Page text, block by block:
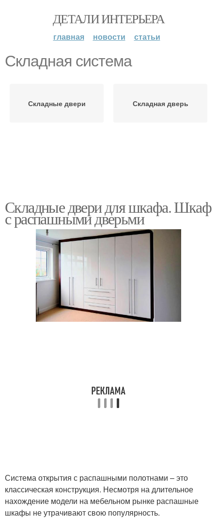
ДЕТАЛИ ИНТЕРЬЕРА
главная новости статьи
Складная система
Складные двери Складная дверь
Складные двери для шкафа. Шкаф
с распашными дверьми
Система открытия с распашными полотнами – это
классическая конструкция. Несмотря на длительное
нахождение модели на мебельном рынке распашные
шкафы не утрачивают свою популярность.